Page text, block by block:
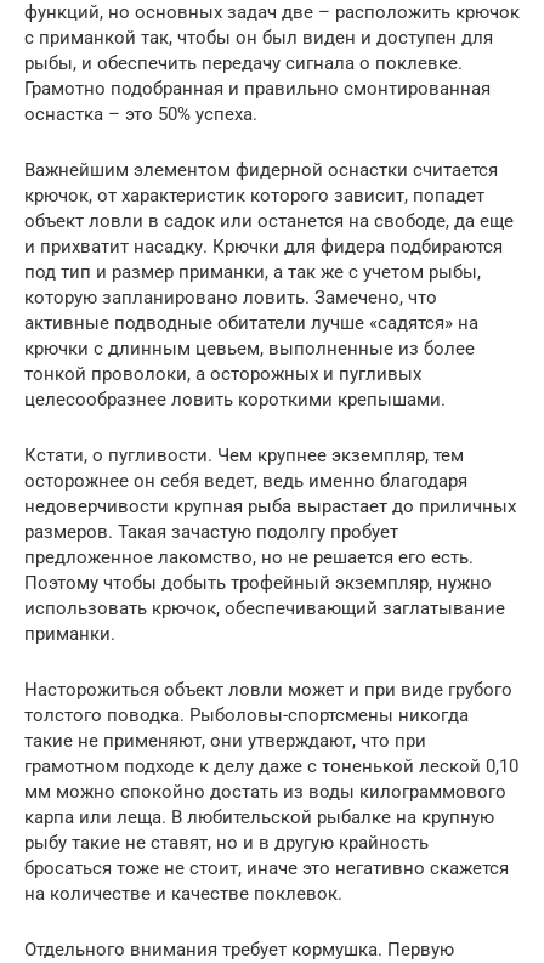
функций, но основных задач две – расположить крючок
с приманкой так, чтобы он был виден и доступен для
рыбы, и обеспечить передачу сигнала о поклевке.
Грамотно подобранная и правильно смонтированная
оснастка – это 50% успеха.
Важнейшим элементом фидерной оснастки считается
крючок, от характеристик которого зависит, попадет
объект ловли в садок или останется на свободе, да еще
и прихватит насадку. Крючки для фидера подбираются
под тип и размер приманки, а так же с учетом рыбы,
которую запланировано ловить. Замечено, что
активные подводные обитатели лучше «садятся» на
крючки с длинным цевьем, выполненные из более
тонкой проволоки, а осторожных и пугливых
целесообразнее ловить короткими крепышами.
Кстати, о пугливости. Чем крупнее экземпляр, тем
осторожнее он себя ведет, ведь именно благодаря
недоверчивости крупная рыба вырастает до приличных
размеров. Такая зачастую подолгу пробует
предложенное лакомство, но не решается его есть.
Поэтому чтобы добыть трофейный экземпляр, нужно
использовать крючок, обеспечивающий заглатывание
приманки.
Насторожиться объект ловли может и при виде грубого
толстого поводка. Рыболовы-спортсмены никогда
такие не применяют, они утверждают, что при
грамотном подходе к делу даже с тоненькой леской 0,10
мм можно спокойно достать из воды килограммового
карпа или леща. В любительской рыбалке на крупную
рыбу такие не ставят, но и в другую крайность
бросаться тоже не стоит, иначе это негативно скажется
на количестве и качестве поклевок.
Отдельного внимания требует кормушка. Первую